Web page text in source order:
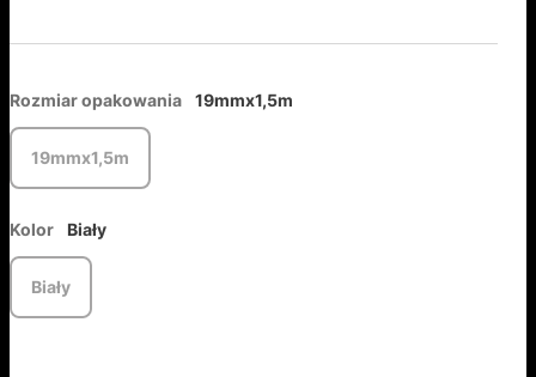
Rozmiar opakowania 19mmx1,5m
19mmx1,5m
Kolor Biały
Biały